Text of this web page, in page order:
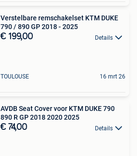
Verstelbare remschakelset KTM DUKE
790 / 890 GP 2018 - 2025
€ 199,00 Details
TOULOUSE 16 mrt 26
AVDB Seat Cover voor KTM DUKE 790
890 R GP 2018 2020 2025
€ 74,00 Details